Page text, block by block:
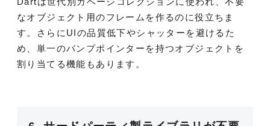
なオブジェクト用のフレームを作るのに役立ちま
す。さらにUIの品質低下やシャッターを避けるた
め、単一のバンプポインターを持つオブジェクトを
割り当てる機能もあります。